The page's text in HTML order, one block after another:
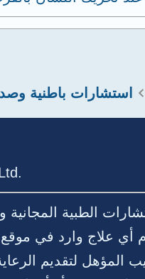
استشارات باطنية
الطبية
أي علاج وارد في
المؤهل لتقديم